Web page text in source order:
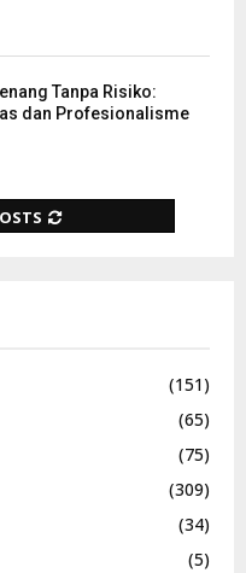
Tanpa Risiko:
dan Profesionalisme
(151)
(65)
(75)
(309)
(34)
(5)